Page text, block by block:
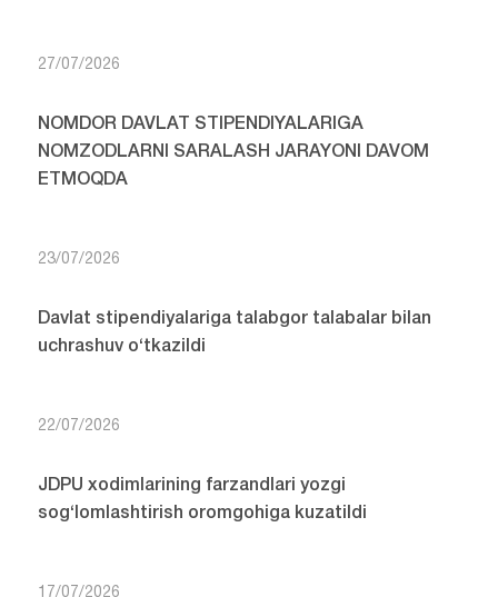
27/07/2026
NOMDOR DAVLAT STIPENDIYALARIGA
NOMZODLARNI SARALASH JARAYONI DAVOM
ETMOQDA
23/07/2026
Davlat stipendiyalariga talabgor talabalar bilan
uchrashuv o‘tkazildi
22/07/2026
JDPU xodimlarining farzandlari yozgi
sog‘lomlashtirish oromgohiga kuzatildi
17/07/2026